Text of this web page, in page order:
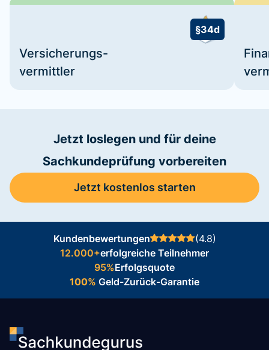
§34d
Versicherungs-
vermittler
Jetzt loslegen und für deine
Sachkundeprüfung vorbereiten
Jetzt kostenlos starten
Kundenbewertungen
(4.8)
12.000+erfolgreiche Teilnehmer
95%Erfolgsquote
100% Geld-Zurück-Garantie